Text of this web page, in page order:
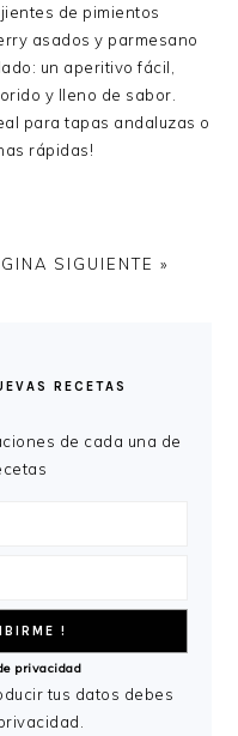
de pimientos
asados y parmesano
un aperitivo fácil,
y lleno de sabor.
para tapas andaluzas o
rápidas!
SIGUIENTE »
RECETAS
de cada una de
privacidad
tus datos debes